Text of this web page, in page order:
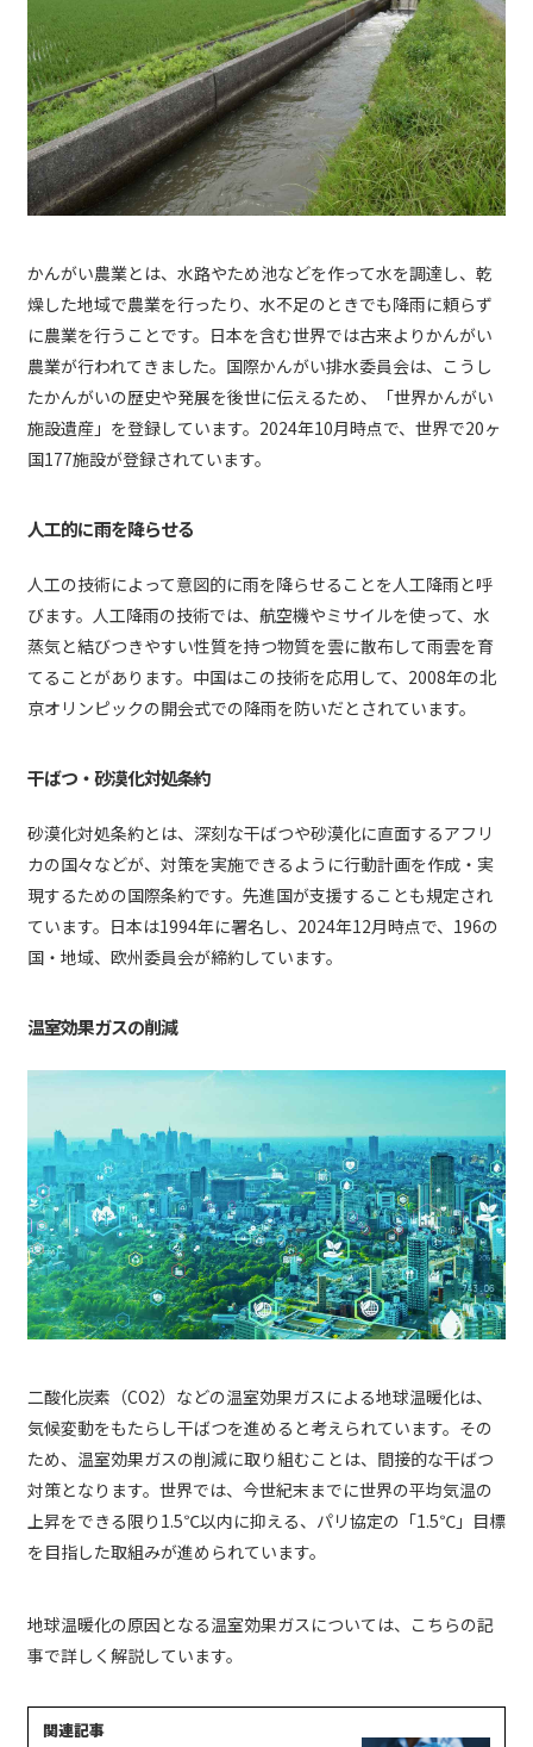
かんがい農業とは、水路やため池などを作って水を調達し、乾
燥した地域で農業を行ったり、水不足のときでも降雨に頼らず
に農業を行うことです。日本を含む世界では古来よりかんがい
農業が行われてきました。国際かんがい排水委員会は、こうし
たかんがいの歴史や発展を後世に伝えるため、「世界かんがい
施設遺産」を登録しています。2024年10月時点で、世界で20ヶ
国177施設が登録されています。
人工的に雨を降らせる
人工の技術によって意図的に雨を降らせることを人工降雨と呼
びます。人工降雨の技術では、航空機やミサイルを使って、水
蒸気と結びつきやすい性質を持つ物質を雲に散布して雨雲を育
てることがあります。中国はこの技術を応用して、2008年の北
京オリンピックの開会式での降雨を防いだとされています。
干ばつ・砂漠化対処条約
砂漠化対処条約とは、深刻な干ばつや砂漠化に直面するアフリ
カの国々などが、対策を実施できるように行動計画を作成・実
現するための国際条約です。先進国が支援することも規定され
ています。日本は1994年に署名し、2024年12月時点で、196の
国・地域、欧州委員会が締約しています。
温室効果ガスの削減
二酸化炭素（CO2）などの温室効果ガスによる地球温暖化は、
気候変動をもたらし干ばつを進めると考えられています。その
ため、温室効果ガスの削減に取り組むことは、間接的な干ばつ
対策となります。世界では、今世紀末までに世界の平均気温の
上昇をできる限り1.5℃以内に抑える、パリ協定の「1.5℃」目標
を目指した取組みが進められています。
地球温暖化の原因となる温室効果ガスについては、こちらの記
事で詳しく解説しています。